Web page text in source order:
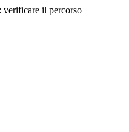
verificare il percorso